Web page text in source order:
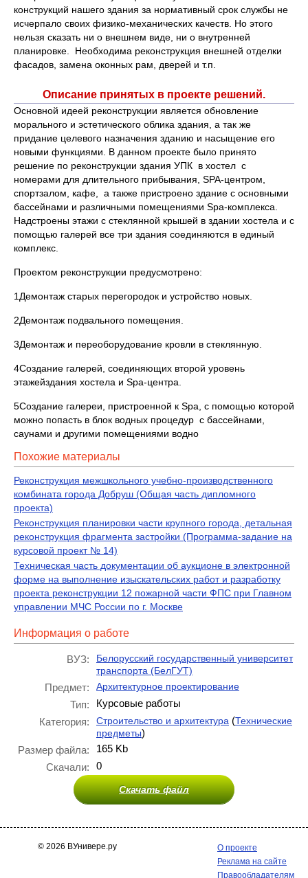
конструкций нашего здания за нормативный срок службы не
исчерпало своих физико-механических качеств. Но этого
нельзя сказать ни о внешнем виде, ни о внутренней
планировке. Необходима реконструкция внешней отделки
фасадов, замена оконных рам, дверей и т.п.
Описание принятых в проекте решений.
Основной идеей реконструкции является обновление
морального и эстетического облика здания, а так же
придание целевого назначения зданию и насыщение его
новыми функциями. В данном проекте было принято
решение по реконструкции здания УПК в хостел с
номерами для длительного прибывания, SPA-центром,
спортзалом, кафе, а также пристроено здание с основными
бассейнами и различными помещениями Spa-комплекса.
Надстроены этажи с стеклянной крышей в здании хостела и с
помощью галерей все три здания соединяются в единый
комплекс.
Проектом реконструкции предусмотрено:
1Демонтаж старых перегородок и устройство новых.
2Демонтаж подвального помещения.
3Демонтаж и переоборудование кровли в стеклянную.
4Создание галерей, соединяющих второй уровень
этажейздания хостела и Spa-центра.
5Создание галереи, пристроенной к Spa, с помощью которой
можно попасть в блок водных процедур с бассейнами,
саунами и другими помещениями водно
Похожие материалы
Реконструкция межшкольного учебно-производственного
комбината города Добруш (Общая часть дипломного
проекта)
Реконструкция планировки части крупного города, детальная
реконструкция фрагмента застройки (Программа-задание на
курсовой проект № 14)
Техническая часть документации об аукционе в электронной
форме на выполнение изыскательских работ и разработку
проекта реконструкции 12 пожарной части ФПС при Главном
управлении МЧС России по г. Москве
Информация о работе
ВУЗ:
Белорусский государственный университет
транспорта (БелГУТ)
Предмет: Архитектурное проектирование
Тип:
Курсовые работы
Категория:
Строительство и архитектура (Технические
предметы)
Размер файла:
165 Kb
Скачали:
0
Скачать файл
© 2026 ВУнивере.ру
О проекте
Реклама на сайте
Правообладателям